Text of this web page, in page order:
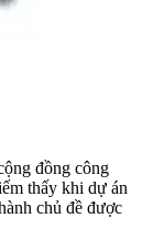
đồng công
thấy khi dự án
chủ đề được